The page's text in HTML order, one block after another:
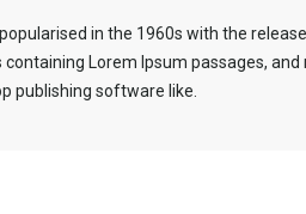
in the 1960s with the
containing Lorem Ipsum passages,
publishing software like.